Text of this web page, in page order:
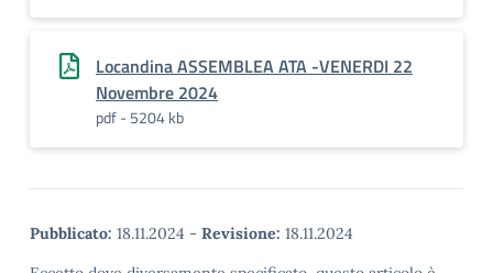
Locandina ASSEMBLEA ATA -VENERDI 22
Novembre 2024
pdf - 5204 kb
Pubblicato: 18.11.2024 - Revisione: 18.11.2024